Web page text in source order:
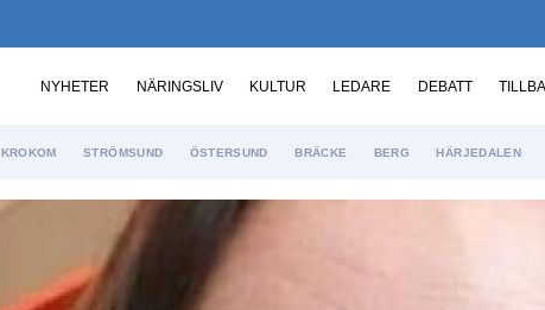
NYHETER NÄRINGSLIV KULTUR LEDARE DEBATT
KROKOM STRÖMSUND ÖSTERSUND BRÄCKE BERG HÄRJEDALEN